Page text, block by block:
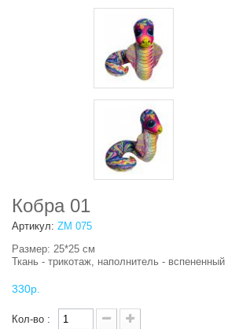
Кобра 01
Артикул: ZM 075
Размер: 25*25 см
Ткань - трикотаж, наполнитель - вспененный
330р.
Кол-во :